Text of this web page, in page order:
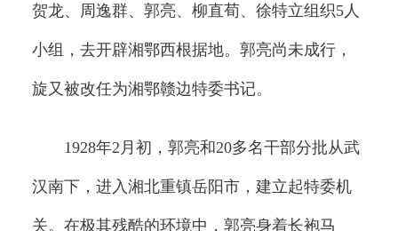
贺龙、周逸群、郭亮、柳直荀、徐特立组织5人
小组，去开辟湘鄂西根据地。郭亮尚未成行，
旋又被改任为湘鄂赣边特委书记。
1928年2月初，郭亮和20多名干部分批从武
汉南下，进入湘北重镇岳阳市，建立起特委机
关。在极其残酷的环境中，郭亮身着长袍马